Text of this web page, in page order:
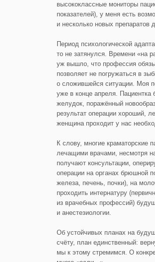
высококлассные мониторы
показателей), у меня есть
и несколько новых препаратов
Период психологической
то не затянулся. Времени «на
уж вышло, что профессия
позволяет не погружаться в
о сложившейся ситуации. Моя
уже в конце апреля.
желудок, поражённый
результат операции хороший,
женщина проходит у нас
К слову, многие краматорские
лечащими врачами, несмотря
получают консультации,
операции на органах брюшной
железа, печень, почки), на
проходить интернатуру
из врачебных профессий)
и анестезиологии.
Об устойчивых планах на
счёту, план единственный:
мы к этому стремимся. О